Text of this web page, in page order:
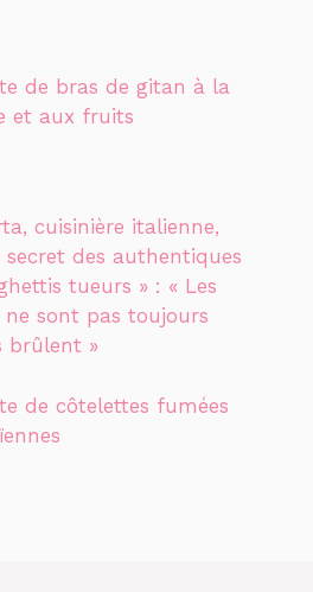
de bras de gitan à la
et aux fruits
cuisinière italienne,
secret des authentiques
tueurs » : « Les
ne sont pas toujours
brûlent »
de côtelettes fumées